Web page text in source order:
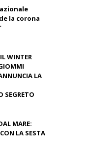
la corona
WINTER
LA
SEGRETO
MARE:
LA SESTA